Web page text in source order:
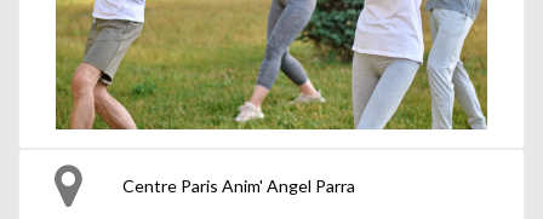
Centre Paris Anim' Angel Parra